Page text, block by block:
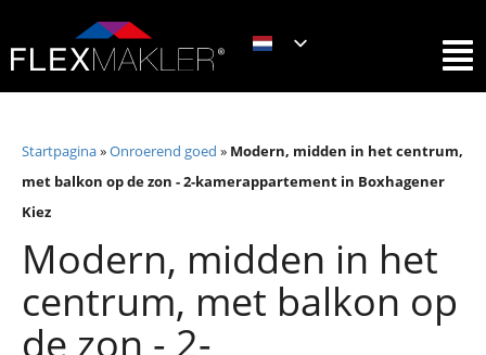
Startpagina»Onroerend goed » Modern, midden in het centrum,
met balkon op de zon - 2-kamerappartement in Boxhagener
Kiez
Modern, midden in het
centrum, met balkon op
de zon - 2-